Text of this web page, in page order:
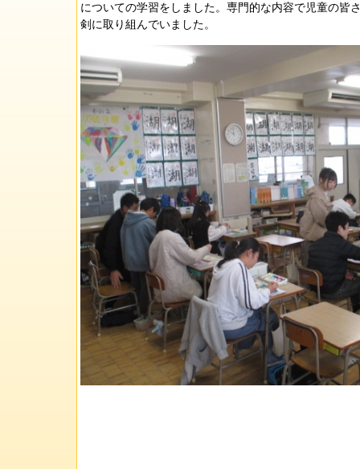
についての学習をしました。専門的な内容で児童の皆
剣に取り組んでいました。